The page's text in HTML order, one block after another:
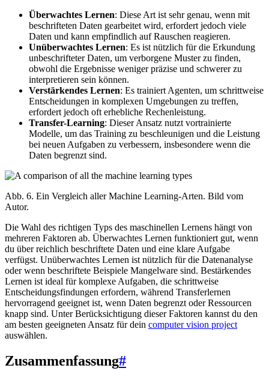
Überwachtes Lernen: Diese Art ist sehr genau, wenn mit
beschrifteten Daten gearbeitet wird, erfordert jedoch viele
Daten und kann empfindlich auf Rauschen reagieren.
Unüberwachtes Lernen: Es ist nützlich für die Erkundung
unbeschrifteter Daten, um verborgene Muster zu finden,
obwohl die Ergebnisse weniger präzise und schwerer zu
interpretieren sein können.
Verstärkendes Lernen: Es trainiert Agenten, um schrittweise
Entscheidungen in komplexen Umgebungen zu treffen,
erfordert jedoch oft erhebliche Rechenleistung.
Transfer-Learning: Dieser Ansatz nutzt vortrainierte
Modelle, um das Training zu beschleunigen und die Leistung
bei neuen Aufgaben zu verbessern, insbesondere wenn die
Daten begrenzt sind.
Abb. 6. Ein Vergleich aller Machine Learning-Arten. Bild vom
Autor.
Die Wahl des richtigen Typs des maschinellen Lernens hängt von
mehreren Faktoren ab. Überwachtes Lernen funktioniert gut, wenn
du über reichlich beschriftete Daten und eine klare Aufgabe
verfügst. Unüberwachtes Lernen ist nützlich für die Datenanalyse
oder wenn beschriftete Beispiele Mangelware sind. Bestärkendes
Lernen ist ideal für komplexe Aufgaben, die schrittweise
Entscheidungsfindungen erfordern, während Transferlernen
hervorragend geeignet ist, wenn Daten begrenzt oder Ressourcen
knapp sind. Unter Berücksichtigung dieser Faktoren kannst du den
am besten geeigneten Ansatz für dein computer vision project
auswählen.
Zusammenfassung#